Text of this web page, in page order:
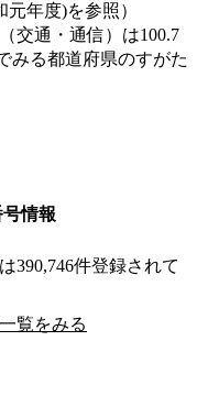
年度)を参照）
交通・通信）は100.7
みる都道府県のすがた
情報
390,746件登録されて
覧をみる